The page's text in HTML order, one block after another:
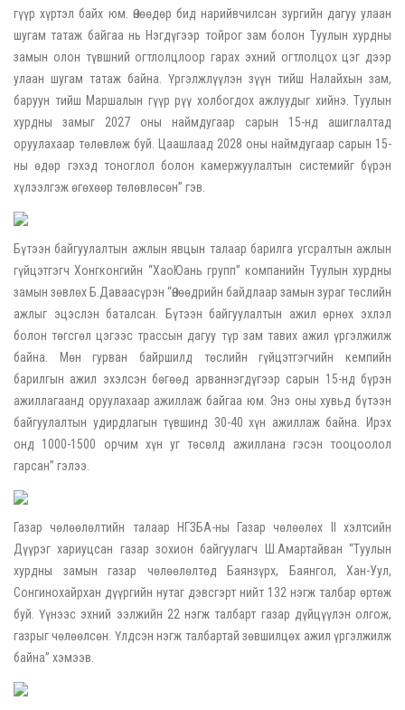
гүүр хүртэл байх юм. Өнөөдөр бид нарийвчилсан зургийн дагуу улаан
шугам татаж байгаа нь Нэгдүгээр тойрог зам болон Туулын хурдны
замын олон түвшний огтлолцлоор гарах эхний огтлолцох цэг дээр
улаан шугам татаж байна. Үргэлжлүүлэн зүүн тийш Налайхын зам,
баруун тийш Маршалын гүүр рүү холбогдох ажлуудыг хийнэ. Туулын
хурдны замыг 2027 оны наймдугаар сарын 15-нд ашиглалтад
оруулахаар төлөвлөж буй. Цаашлаад 2028 оны наймдугаар сарын 15-
ны өдөр гэхэд тоноглол болон камержуулалтын системийг бүрэн
хүлээлгэж өгөхөөр төлөвлөсөн” гэв.
Бүтээн байгуулалтын ажлын явцын талаар барилга угсралтын ажлын
гүйцэтгэгч Хонгконгийн “ХаоЮань групп” компанийн Туулын хурдны
замын зөвлөх Б.Даваасүрэн “Өнөөдрийн байдлаар замын зураг төслийн
ажлыг эцэслэн баталсан. Бүтээн байгуулалтын ажил өрнөх эхлэл
болон төгсгөл цэгээс трассын дагуу түр зам тавих ажил үргэлжилж
байна. Мөн гурван байршилд төслийн гүйцэтгэгчийн кемпийн
барилгын ажил эхэлсэн бөгөөд арваннэгдүгээр сарын 15-нд бүрэн
ажиллагаанд оруулахаар ажиллаж байгаа юм. Энэ оны хувьд бүтээн
байгуулалтын удирдлагын түвшинд 30-40 хүн ажиллаж байна. Ирэх
онд 1000-1500 орчим хүн уг төсөлд ажиллана гэсэн тооцоолол
гарсан” гэлээ.
Газар чөлөөлөлтийн талаар НГЗБА-ны Газар чөлөөлөх II хэлтсийн
Дүүрэг хариуцсан газар зохион байгуулагч Ш.Амартайван “Туулын
хурдны замын газар чөлөөлөлтөд Баянзүрх, Баянгол, Хан-Уул,
Сонгинохайрхан дүүргийн нутаг дэвсгэрт нийт 132 нэгж талбар өртөж
буй. Үүнээс эхний ээлжийн 22 нэгж талбарт газар дүйцүүлэн олгож,
газрыг чөлөөлсөн. Үлдсэн нэгж талбартай зөвшилцөх ажил үргэлжилж
байна” хэмээв.